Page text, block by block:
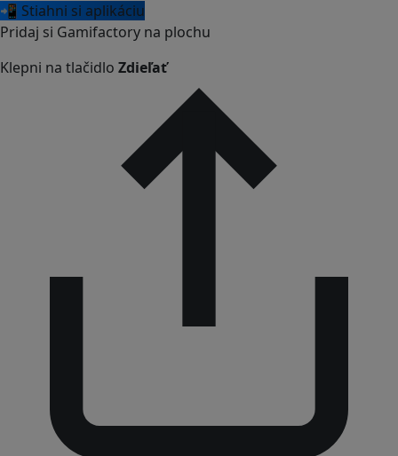
📲 Stiahni si aplikáciu
Pridaj si Gamifactory na plochu
Klepni na tlačidlo Zdieľať